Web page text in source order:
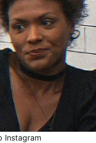
Instagram